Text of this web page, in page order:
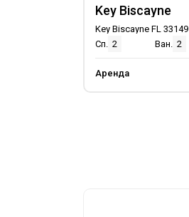
Key Biscayne
Key Biscayne FL 33149
Сп. 2 Ван. 2
Аренда